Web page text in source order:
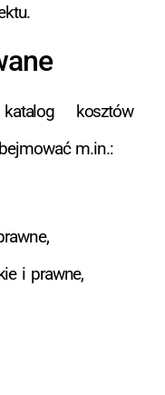
kosztów
m.in.:
i prawne,